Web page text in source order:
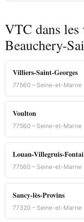
VTC dans les
Beauchery-
Villiers-Saint-Georges
77560 – Seine-et-Marne
Voulton
77560 – Seine-et-Marne
Louan-Villegruis-
77560 – Seine-et-Marne
Sancy-lès-Provins
77320 – Seine-et-Marne